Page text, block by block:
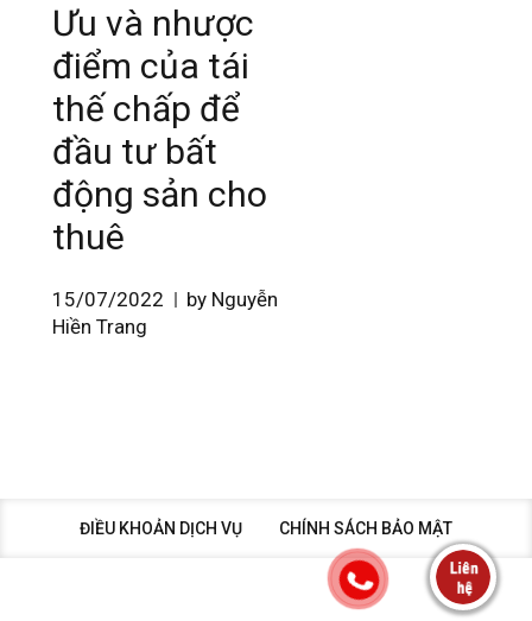
Ưu và nhược
điểm của tái
thế chấp để
đầu tư bất
động sản cho
thuê
15/07/2022
by Nguyễn
Hiền Trang
ĐIỀU KHOẢN DỊCH VỤ CHÍNH SÁCH BẢO MẬT